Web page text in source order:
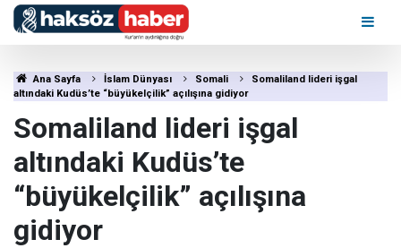
Ana Sayfa İslam Dünyası Somali
Somaliland lideri işgal
altındaki Kudüs’te “büyükelçilik” açılışına gidiyor
Somaliland lideri işgal
altındaki Kudüs’te
“büyükelçilik” açılışına
gidiyor